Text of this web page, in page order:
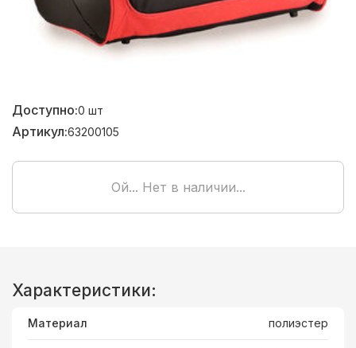
Доступно:0 шт
Артикул:63200105
Ой... Нет в наличии...
Характеристики:
Материал полиэстер